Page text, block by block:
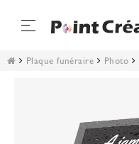
Basculer
navigation
☰
Plaque funéraire Photo